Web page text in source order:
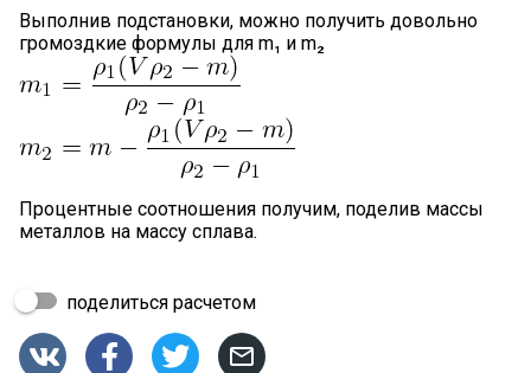
Выполнив подстановки, можно получить довольно
громоздкие формулы для m₁ и m₂
Процентные соотношения получим, поделив массы
металлов на массу сплава.
поделиться расчетом
   